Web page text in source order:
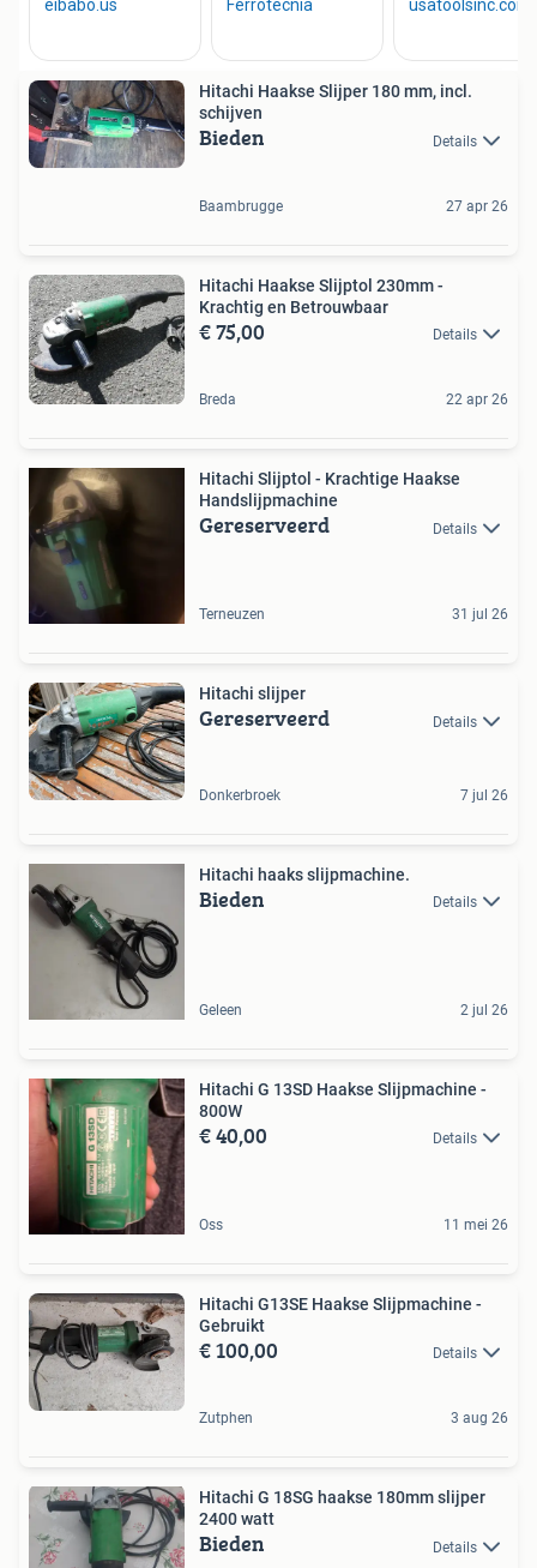
Hitachi Haakse Slijper 180 mm, incl.
schijven
Bieden Details
Baambrugge 27 apr 26
Hitachi Haakse Slijptol 230mm -
Krachtig en Betrouwbaar
€ 75,00 Details
Breda 22 apr 26
Hitachi Slijptol - Krachtige Haakse
Handslijpmachine
Gereserveerd Details
Terneuzen 31 jul 26
Hitachi slijper
Gereserveerd Details
Donkerbroek 7 jul 26
Hitachi haaks slijpmachine.
Bieden Details
Geleen 2 jul 26
Hitachi G 13SD Haakse Slijpmachine -
800W
€ 40,00 Details
Oss 11 mei 26
Hitachi G13SE Haakse Slijpmachine -
Gebruikt
€ 100,00 Details
Zutphen 3 aug 26
Hitachi G 18SG haakse 180mm slijper
2400 watt
Bieden Details